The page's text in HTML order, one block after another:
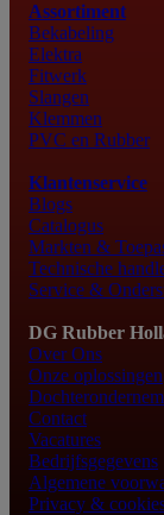
Assortiment
Bekabeling
Elektra
Fitwerk
Slangen
Klemmen
PVC en Rubber
Klantenservice
Blogs
Catalogus
Markten &
Technische
Service &
DG Rubber
Over Ons
Onze oplossingen
Contact
Vacatures
Bedrijfsgegevens
Algemene
Privacy &